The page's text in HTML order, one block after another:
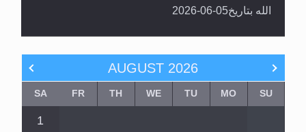
الله بتاريخ05-06-2026
AUGUST 2026
SU
MO
TU
WE
TH
FR
SA
1